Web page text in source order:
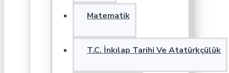
Matematik
T.C. İnkılap Tarihi Ve Atatürkçülük